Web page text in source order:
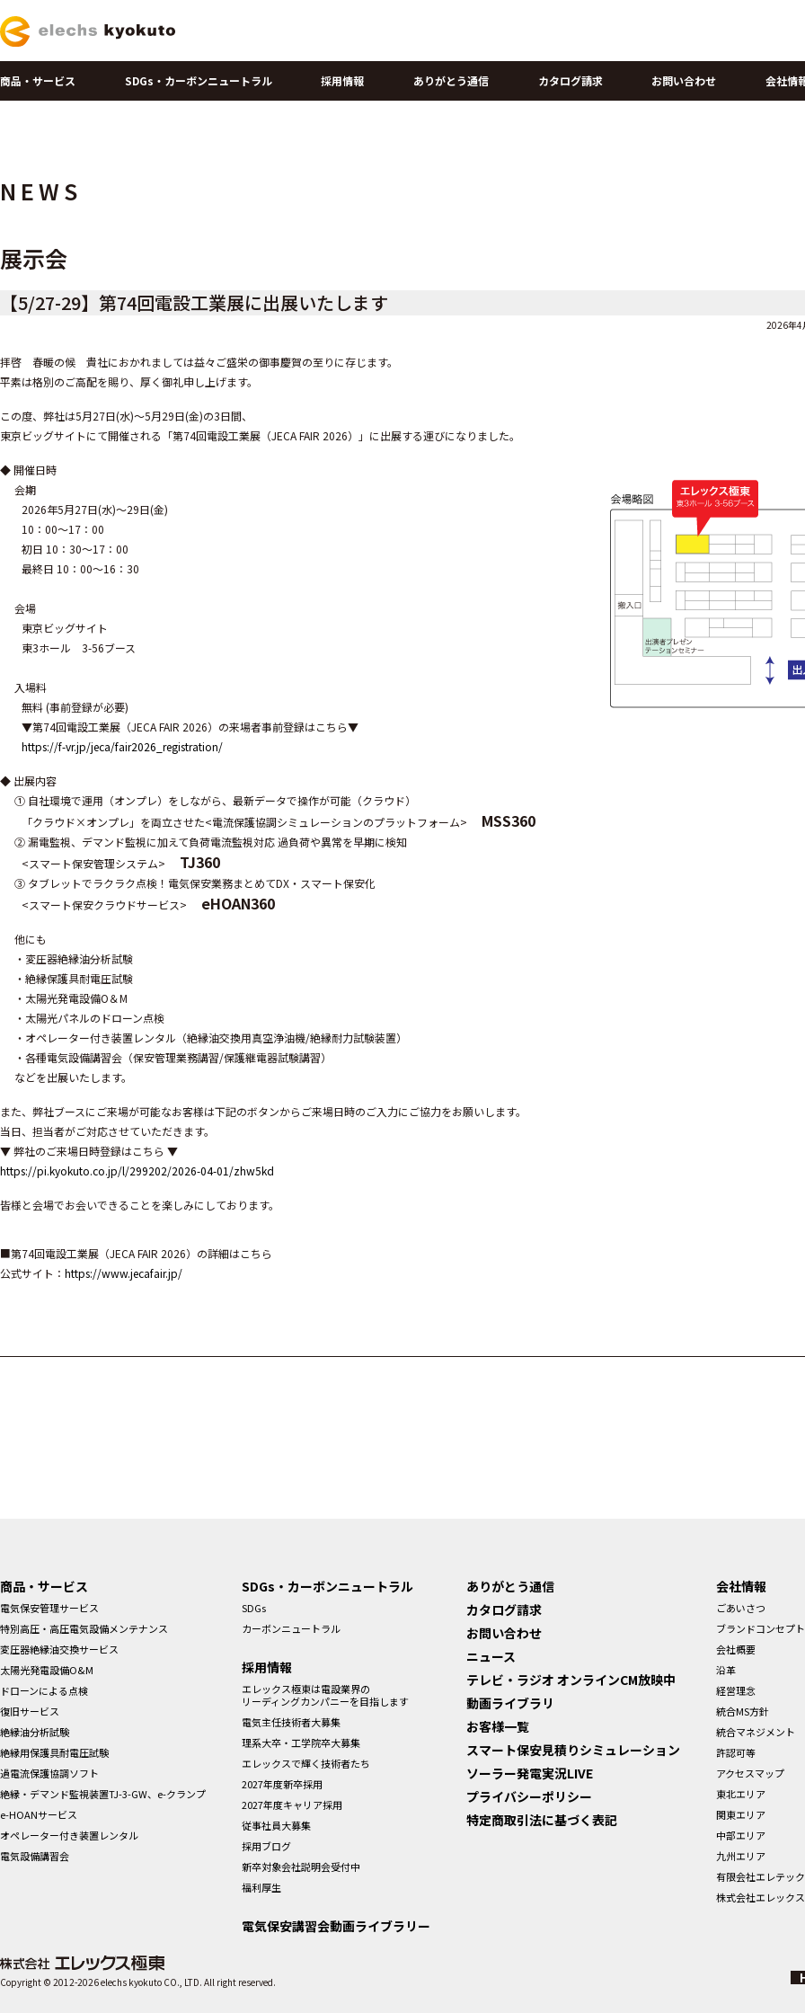
商品・サービス SDGs・カーボンニュートラル 採用情報 ありがとう通信 カタログ請求 お問い合わせ 会社情
NEWS
展示会
【5/27-29】第74回電設工業展に出展いたします
2026年4
拝啓 春暖の候 貴社におかれましては益々ご盛栄の御事慶賀の至りに存じます。
平素は格別のご高配を賜り、厚く御礼申し上げます。
この度、弊社は5月27日(水)～5月29日(金)の3日間、
東京ビッグサイトにて開催される「第74回電設工業展（JECA FAIR 2026）」に出展する運びになりました。
◆ 開催日時
会期
2026年5月27日(水)～29日(金)
10：00～17：00
初日 10：30～17：00
最終日 10：00～16：30
会場
東京ビッグサイト
東3ホール 3-56ブース
入場料
無料 (事前登録が必要)
▼第74回電設工業展（JECA FAIR 2026）の来場者事前登録はこちら▼
https://f-vr.jp/jeca/fair2026_registration/
◆ 出展内容
① 自社環境で運用（オンプレ）をしながら、最新データで操作が可能（クラウド）
「クラウド×オンプレ」を両立させた<電流保護協調シミュレーションのプラットフォーム>
MSS360
② 漏電監視、デマンド監視に加えて負荷電流監視対応 過負荷や異常を早期に検知
<スマート保安管理システム>
TJ360
③ タブレットでラクラク点検！電気保安業務まとめてDX・スマート保安化
<スマート保安クラウドサービス>
eHOAN360
他にも
・変圧器絶縁油分析試験
・絶縁保護具耐電圧試験
・太陽光発電設備O＆M
・太陽光パネルのドローン点検
・オペレーター付き装置レンタル（絶縁油交換用真空浄油機/絶縁耐力試験装置）
・各種電気設備講習会（保安管理業務講習/保護継電器試験講習）
などを出展いたします。
また、弊社ブースにご来場が可能なお客様は下記のボタンからご来場日時のご入力にご協力をお願いします。
当日、担当者がご対応させていただきます。
▼ 弊社のご来場日時登録はこちら ▼
https://pi.kyokuto.co.jp/l/299202/2026-04-01/zhw5kd
皆様と会場でお会いできることを楽しみにしております。
■第74回電設工業展（JECA FAIR 2026）の詳細はこちら
公式サイト： https://www.jecafair.jp/
商品・サービス
電気保安管理サービス
特別高圧・高圧電気設備メンテナンス
変圧器絶縁油交換サービス
太陽光発電設備O&M
ドローンによる点検
復旧サービス
絶縁油分析試験
絶縁用保護具耐電圧試験
過電流保護協調ソフト
絶縁・デマンド監視装置TJ-3-GW、e-クランプ
e-HOANサービス
オペレーター付き装置レンタル
電気設備講習会
SDGs・カーボンニュートラル
SDGs
カーボンニュートラル
採用情報
エレックス極東は電設業界の
リーディングカンパニーを目指します
電気主任技術者大募集
理系大卒・工学院卒大募集
エレックスで輝く技術者たち
2027年度新卒採用
2027年度キャリア採用
従事社員大募集
採用ブログ
新卒対象会社説明会受付中
福利厚生
電気保安講習会動画ライブラリー
ありがとう通信
カタログ請求
お問い合わせ
ニュース
テレビ・ラジオ オンラインCM放映中
動画ライブラリ
お客様一覧
スマート保安見積りシミュレーション
ソーラー発電実況LIVE
プライバシーポリシー
特定商取引法に基づく表記
会社情報
ごあいさつ
ブランドコンセプト
会社概要
沿革
経営理念
統合MS方針
統合マネジメント
許認可等
アクセスマップ
東北エリア
関東エリア
中部エリア
九州エリア
有限会社エレテッ
株式会社エレック
Copyright © 2012-2026 elechs kyokuto CO., LTD. All right reserved.